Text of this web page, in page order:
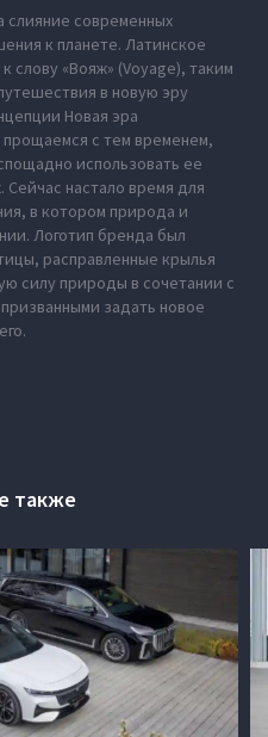
слияние современных
к планете. Латинское
слову «Вояж» (Voyage), таким
в новую эру
Новая эра
с тем временем,
использовать ее
настало время для
в котором природа и
Логотип бренда был
расправленные крылья
силу природы в сочетании с
задать новое
также